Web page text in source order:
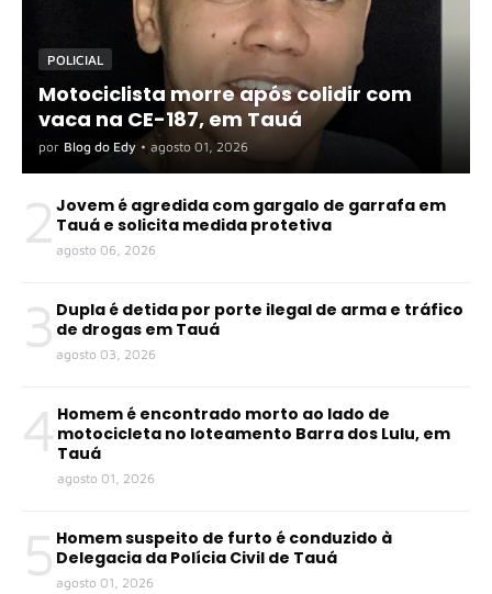
POLICIAL
Motociclista morre após colidir com
vaca na CE-187, em Tauá
por Blog do Edy • agosto 01, 2026
2 Jovem é agredida com gargalo de garrafa em
Tauá e solicita medida protetiva
agosto 06, 2026
3 Dupla é detida por porte ilegal de arma e tráfico
de drogas em Tauá
agosto 03, 2026
4 Homem é encontrado morto ao lado de
motocicleta no loteamento Barra dos Lulu, em
Tauá
agosto 01, 2026
5 Homem suspeito de furto é conduzido à
Delegacia da Polícia Civil de Tauá
agosto 01, 2026